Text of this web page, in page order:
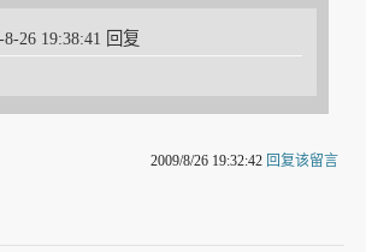
26 19:38:41 回复
2009/8/26 19:32:42 回复该留言